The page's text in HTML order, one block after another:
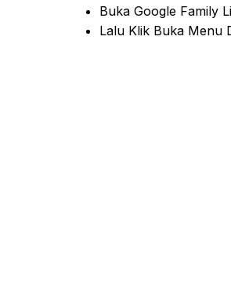
Buka Google Family
Lalu Klik Buka Menu